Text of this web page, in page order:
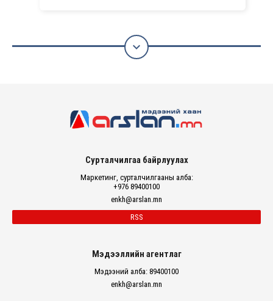

Сурталчилгаа байрлуулах
Маркетинг, сурталчилгааны алба:
+976 89400100
enkh@arslan.mn
RSS
Мэдээллийн агентлаг
Мэдээний алба: 89400100
enkh@arslan.mn